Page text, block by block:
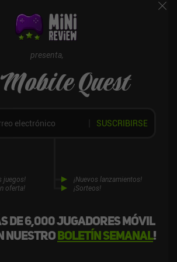
al ser un MMORPG de la vieja escuela y un
no es para todo el mundo.
lo odiarás. Corah se monetiza
más rápido y una suscripción
que volver a tocar y combinar objetos
no son necesarias, pero las pociones
presenta,
Quest
de 6,000 jugadores móvil
nuestroboletín semanal!
juegos!
oferta!
¡Nuevos lanzamientos!
¡Sorteos!
SUSCRIBIRSE